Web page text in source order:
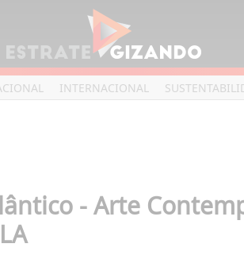
INTERNACIONAL
- Arte